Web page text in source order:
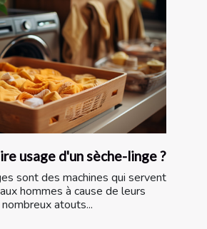
usage d'un sèche-linge ?
sont des machines qui servent
hommes à cause de leurs
nombreux atouts...